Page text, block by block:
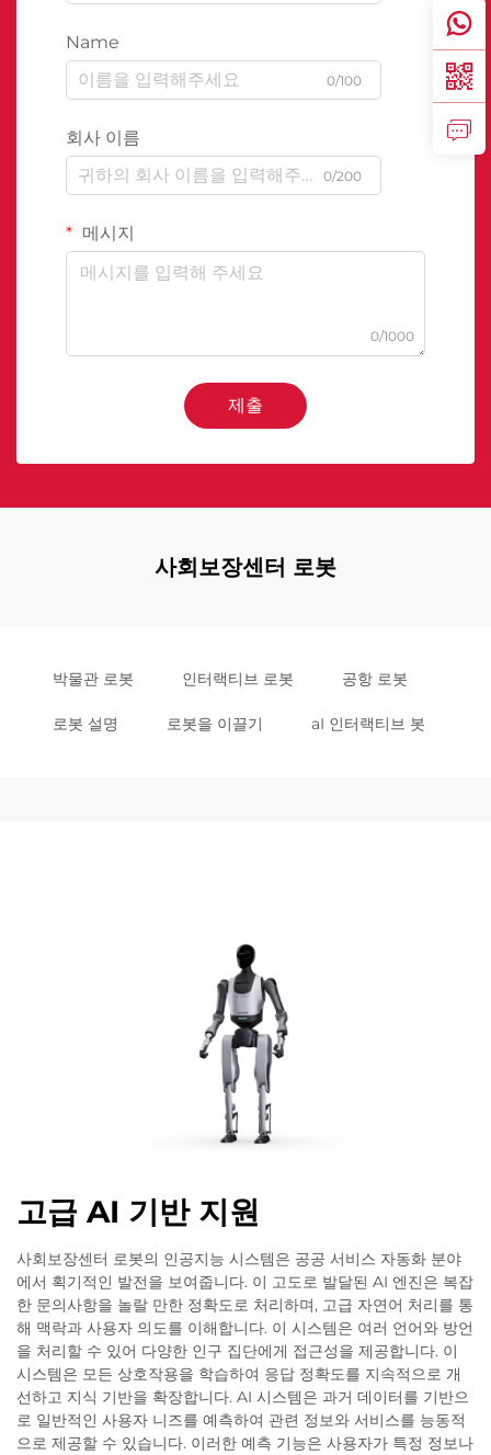
Name
0/100
회사 이름
0/200
메시지
0/1000
제출
사회보장센터 로봇
박물관 로봇 인터랙티브 로봇 공항 로봇
로봇 설명 로봇을 이끌기 aI 인터랙티브 봇
고급 AI 기반 지원
사회보장센터 로봇의 인공지능 시스템은 공공 서비스 자동화 분야
에서 획기적인 발전을 보여줍니다. 이 고도로 발달된 AI 엔진은 복잡
한 문의사항을 놀랄 만한 정확도로 처리하며, 고급 자연어 처리를 통
해 맥락과 사용자 의도를 이해합니다. 이 시스템은 여러 언어와 방언
을 처리할 수 있어 다양한 인구 집단에게 접근성을 제공합니다. 이
시스템은 모든 상호작용을 학습하여 응답 정확도를 지속적으로 개
선하고 지식 기반을 확장합니다. AI 시스템은 과거 데이터를 기반으
로 일반적인 사용자 니즈를 예측하여 관련 정보와 서비스를 능동적
으로 제공할 수 있습니다. 이러한 예측 기능은 사용자가 특정 정보나